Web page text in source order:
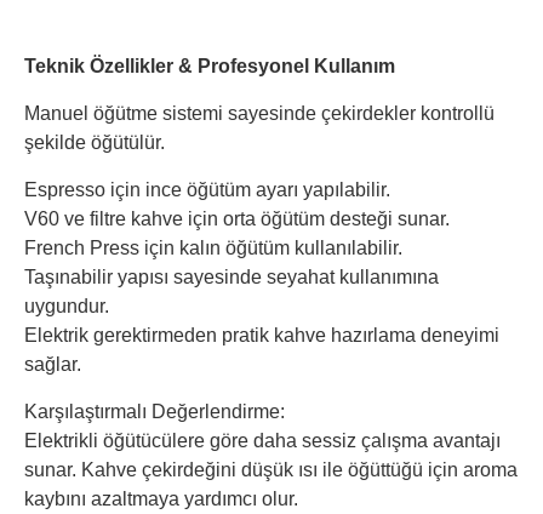
Teknik Özellikler & Profesyonel Kullanım
Manuel öğütme sistemi sayesinde çekirdekler kontrollü
şekilde öğütülür.
Espresso için ince öğütüm ayarı yapılabilir.
V60 ve filtre kahve için orta öğütüm desteği sunar.
French Press için kalın öğütüm kullanılabilir.
Taşınabilir yapısı sayesinde seyahat kullanımına
uygundur.
Elektrik gerektirmeden pratik kahve hazırlama deneyimi
sağlar.
Karşılaştırmalı Değerlendirme:
Elektrikli öğütücülere göre daha sessiz çalışma avantajı
sunar. Kahve çekirdeğini düşük ısı ile öğüttüğü için aroma
kaybını azaltmaya yardımcı olur.